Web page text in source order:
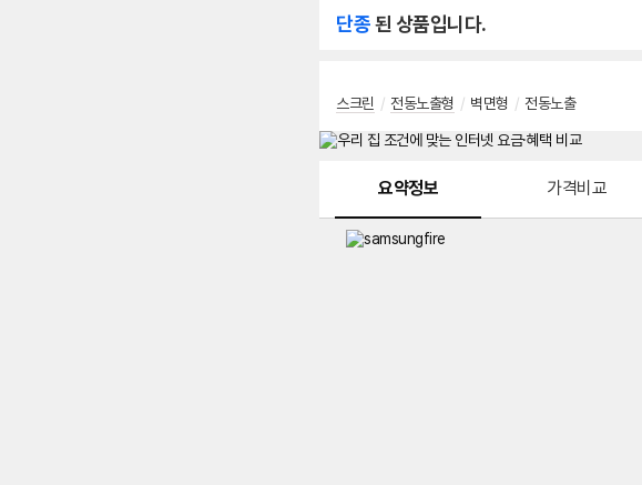
단종된 상품입니다.
스크린 / 전동노출형 / 벽면형 / 전동노출
요약정보 가격비교